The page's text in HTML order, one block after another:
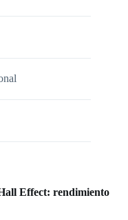
Effect: rendimiento